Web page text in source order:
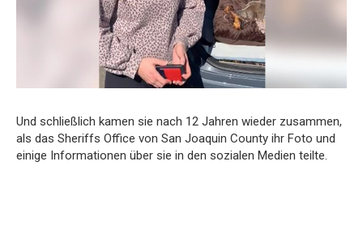
Und schließlich kamen sie nach 12 Jahren wieder zusammen,
als das Sheriffs Office von San Joaquin County ihr Foto und
einige Informationen über sie in den sozialen Medien teilte.